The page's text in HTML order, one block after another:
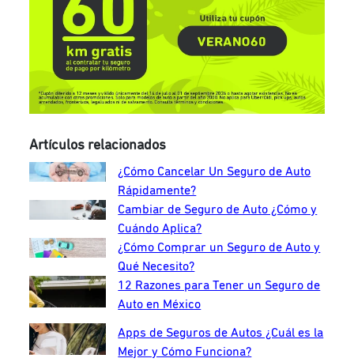
Artículos relacionados
¿Cómo Cancelar Un Seguro de Auto
Rápidamente?
Cambiar de Seguro de Auto ¿Cómo y
Cuándo Aplica?
¿Cómo Comprar un Seguro de Auto y
Qué Necesito?
12 Razones para Tener un Seguro de
Auto en México
Apps de Seguros de Autos ¿Cuál es la
Mejor y Cómo Funciona?